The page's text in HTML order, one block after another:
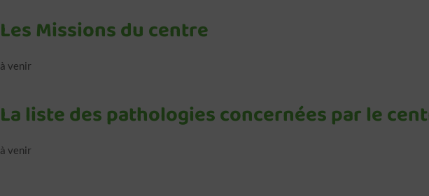
Les Missions du centre
à venir
La liste des pathologies concernées par le
à venir